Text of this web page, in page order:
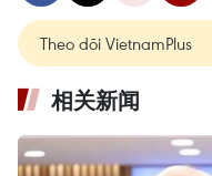
Theo dõi VietnamPlus
相关新闻